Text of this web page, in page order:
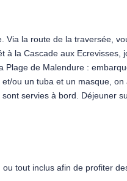
Via la route de la traversée,
la Cascade aux
Plage de Malendure :
ou un tuba et un masque,
servies à bord. Déjeuner
tout inclus afin de profiter